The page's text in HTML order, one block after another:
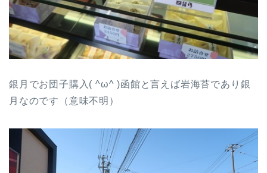
銀月でお団子購入( ^ω^ )函館と言えば岩海苔であり銀
月なのです（意味不明）